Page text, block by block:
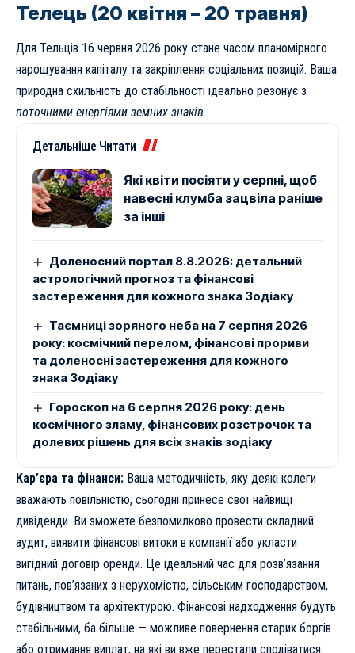
Телець (20 квітня – 20 травня)
Для Тельців 16 червня 2026 року стане часом планомірного
нарощування капіталу та закріплення соціальних позицій. Ваша
природна схильність до стабільності ідеально резонує з
поточними енергіями земних знаків.
Детальніше Читати
Які квіти посіяти у серпні, щоб
навесні клумба зацвіла раніше
за інші
Доленосний портал 8.8.2026: детальний
астрологічний прогноз та фінансові
застереження для кожного знака Зодіаку
Таємниці зоряного неба на 7 серпня 2026
року: космічний перелом, фінансові прориви
та доленосні застереження для кожного
знака Зодіаку
Гороскоп на 6 серпня 2026 року: день
космічного зламу, фінансових розстрочок та
долевих рішень для всіх знаків зодіаку
Кар’єра та фінанси: Ваша методичність, яку деякі колеги
вважають повільністю, сьогодні принесе свої найвищі
дивіденди. Ви зможете безпомилково провести складний
аудит, виявити фінансові витоки в компанії або укласти
вигідний договір оренди. Це ідеальний час для розв’язання
питань, пов’язаних з нерухомістю, сільським господарством,
будівництвом та архітектурою. Фінансові надходження будуть
стабільними, ба більше — можливе повернення старих боргів
або отримання виплат, на які ви вже перестали сподіватися.